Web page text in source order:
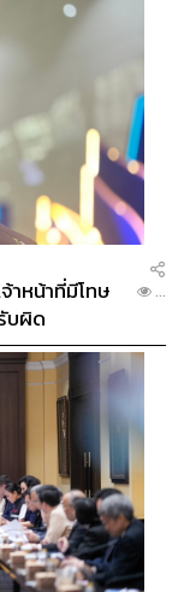
อบหนังนอกกระแส
ะชีวิตของมนุษย์
าหน้าที่มีโทษ
บผิด
...